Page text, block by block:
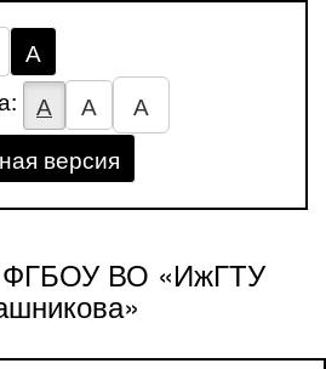
А
А А
А
версия
ВО «ИжГТУ